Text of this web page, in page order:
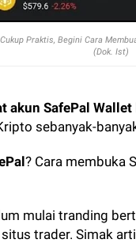
Cukup Praktis, Begini Cara
(Dok. Ist)
akun SafePal Wallet
sebanyak-
? Cara membuka
mulai tranding
trader. Simak